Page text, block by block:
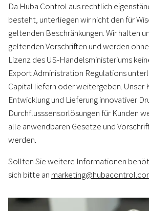
Da Huba Control aus rechtlich
besteht, unterliegen wir nicht den für
geltenden Beschränkungen. Wir halten
geltenden Vorschriften und werden
Lizenz des US-Handelsministeriums
Export Administration Regulations
Capital liefern oder weitergeben. Unser
Entwicklung und Lieferung innovativer
Durchflusssensorlösungen für Kunden
alle anwendbaren Gesetze und
werden.
Sollten Sie weitere Informationen
sich bitte an